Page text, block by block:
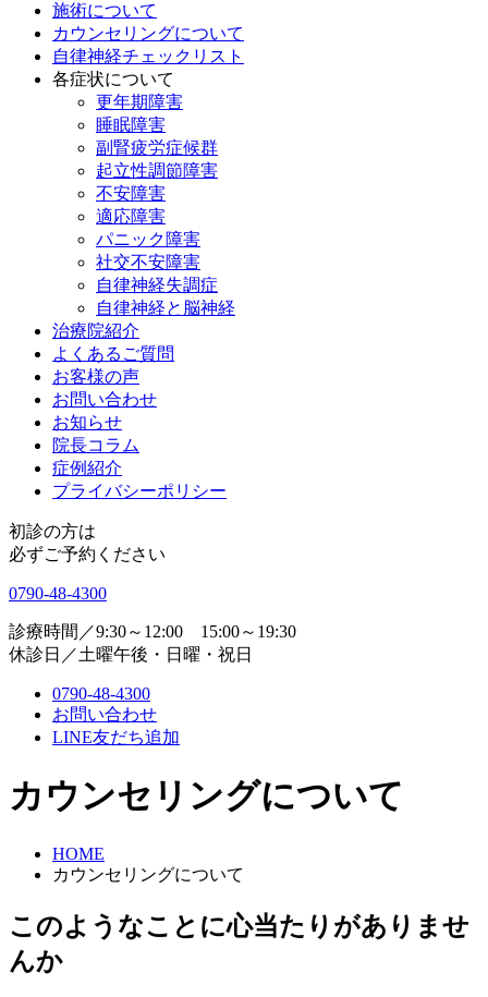
施術について
カウンセリングについて
自律神経チェックリスト
各症状について
更年期障害
睡眠障害
副腎疲労症候群
起立性調節障害
不安障害
適応障害
パニック障害
社交不安障害
自律神経失調症
自律神経と脳神経
治療院紹介
よくあるご質問
お客様の声
お問い合わせ
お知らせ
院長コラム
症例紹介
プライバシーポリシー
初診の方は
必ずご予約ください
0790-48-4300
診療時間／9:30～12:00 15:00～19:30
休診日／土曜午後・日曜・祝日
0790-48-4300
お問い合わせ
LINE友だち追加
カウンセリングについて
HOME
カウンセリングについて
このようなことに心当たりがありませ
んか